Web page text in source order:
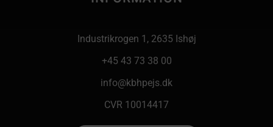
Industrikrogen 1, 2635 Ishøj
+45 43 73 38 00
info@kbhpejs.dk
CVR 10014417